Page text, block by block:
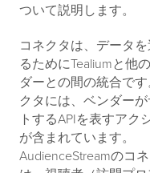
ついて説明します。
コネクタは、データ
るためにTealiumと他
ダーとの間の統合で
クタには、ベンダー
トするAPIを表すアク
が含まれています。
AudienceStreamのコ